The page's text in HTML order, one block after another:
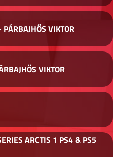
VIKTOR
VIKTOR
ARCTIS 1 PS4 & PS5